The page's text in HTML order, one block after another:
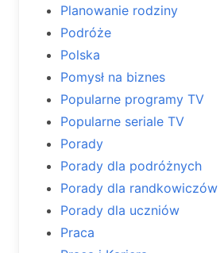
Planowanie rodziny
Podróże
Polska
Pomysł na biznes
Popularne programy TV
Popularne seriale TV
Porady
Porady dla podróżnych
Porady dla randkowiczów
Porady dla uczniów
Praca